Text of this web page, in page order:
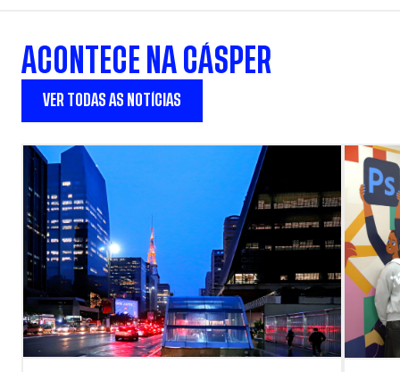
ACONTECE NA CÁSPER
VER TODAS AS NOTÍCIAS